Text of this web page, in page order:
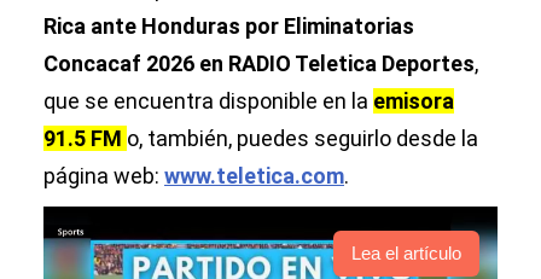
Rica ante Honduras por Eliminatorias
Concacaf 2026 en RADIO Teletica Deportes,
que se encuentra disponible en la emisora
91.5 FM o, también, puedes seguirlo desde la
página web: www.teletica.com.
Lea el artículo